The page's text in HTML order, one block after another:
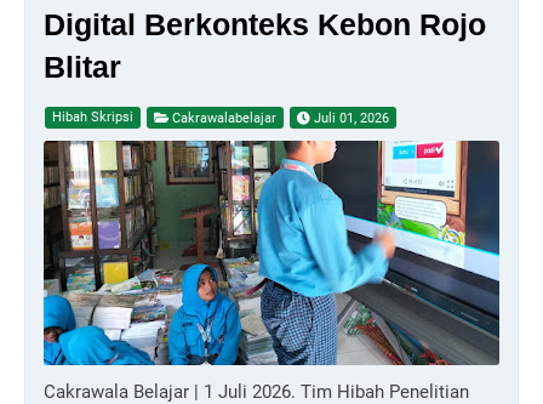
Digital Berkonteks Kebon Rojo
Blitar
Hibah Skripsi Cakrawalabelajar Juli 01, 2026
Cakrawala Belajar | 1 Juli 2026. Tim Hibah Penelitian